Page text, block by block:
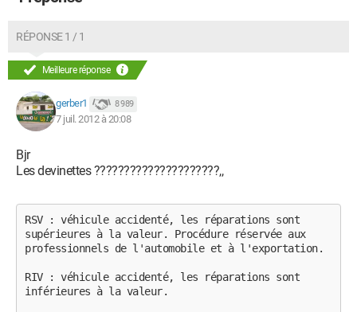
RÉPONSE 1 / 1
Meilleure réponse
gerber1 8 989
7 juil. 2012 à 20:08
Bjr
Les devinettes ?????????????????????,,
RSV : véhicule accidenté, les réparations sont
supérieures à la valeur. Procédure réservée aux
professionnels de l'automobile et à l'exportation.
RIV : véhicule accidenté, les réparations sont
inférieures à la valeur.